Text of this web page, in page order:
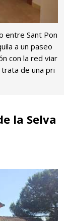
entre Sant Pon
a un paseo
con la red viar
de una pri
la Selva